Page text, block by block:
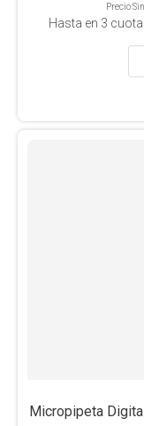
Precio
Hasta en 3
Micropipeta